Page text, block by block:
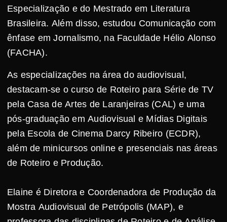
Especialização e do Mestrado em Literatura
Brasileira. Além disso, estudou Comunicação com
ênfase em Jornalismo, na Faculdade Hélio Alonso
(FACHA).
As especializações na área do audiovisual,
destacam-se o curso de Roteiro para Série de TV
pela Casa de Artes de Laranjeiras (CAL) e uma
pós-graduação em Audiovisual e Mídias Digitais
pela Escola de Cinema Darcy Ribeiro (ECDR),
além de minicursos online e presenciais nas áreas
de Roteiro e Produção.
Elaine é Diretora e Coordenadora de Produção da
Mostra Audiovisual de Petrópolis (MAP), e